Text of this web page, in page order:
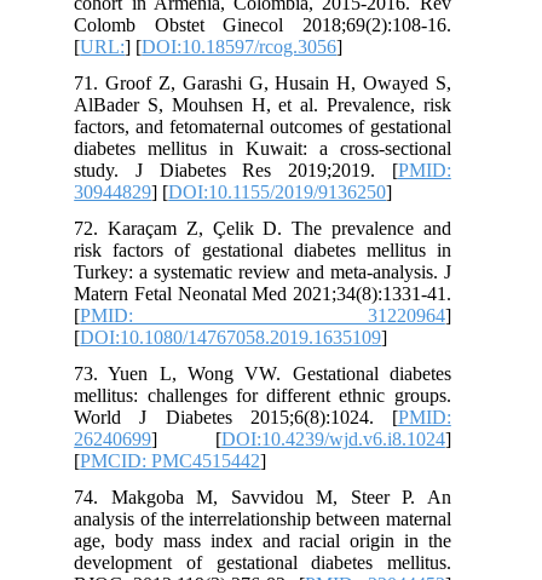
Colomb Obstet Ginecol 2018;69(2):108-16.
[URL:] [DOI:10.18597/rcog.3056
71. Groof Z, Garashi G, Husain H, Owayed S,
AlBader S, Mouhsen H, et al. Prevalence, risk
factors, and fetomaternal outcomes of gestational
diabetes mellitus in Kuwait: a cross-sectional
study. J Diabetes Res 2019;2019. [PMID:
30944829] [DOI:10.1155/2019/9136250
72. Karaçam Z, Çelik D. The prevalence and
risk factors of gestational diabetes mellitus in
Turkey: a systematic review and meta-analysis. J
Matern Fetal Neonatal Med 2021;34(8):1331-41.
[PMID: 31220964
[DOI:10.1080/14767058.2019.1635109
73. Yuen L, Wong VW. Gestational diabetes
mellitus: challenges for different ethnic groups.
World J Diabetes 2015;6(8):1024. [PMID:
26240699
] [DOI:10.4239/wjd.v6.i8.1024
[PMCID: PMC4515442
74. Makgoba M, Savvidou M, Steer P. An
analysis of the interrelationship between maternal
age, body mass index and racial origin in the
development of gestational diabetes mellitus.